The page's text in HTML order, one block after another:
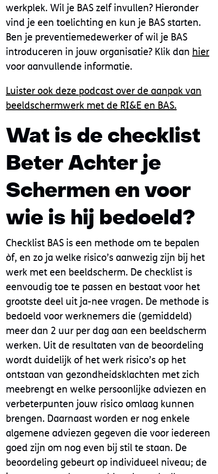
werkplek. Wil je BAS zelf invullen? Hieronder
vind je een toelichting en kun je BAS starten.
Ben je preventiemedewerker of wil je BAS
introduceren in jouw organisatie? Klik dan hier
voor aanvullende informatie.
Luister ook deze podcast over de aanpak van
beeldschermwerk met de RI&E en BAS.
Wat is de checklist
Beter Achter je
Schermen en voor
wie is hij bedoeld?
Checklist BAS is een methode om te bepalen
òf, en zo ja welke risico’s aanwezig zijn bij het
werk met een beeldscherm. De checklist is
eenvoudig toe te passen en bestaat voor het
grootste deel uit ja-nee vragen. De methode is
bedoeld voor werknemers die (gemiddeld)
meer dan 2 uur per dag aan een beeldscherm
werken. Uit de resultaten van de beoordeling
wordt duidelijk of het werk risico’s op het
ontstaan van gezondheidsklachten met zich
meebrengt en welke persoonlijke adviezen en
verbeterpunten jouw risico omlaag kunnen
brengen. Daarnaast worden er nog enkele
algemene adviezen gegeven die voor iedereen
goed zijn om nog even bij stil te staan. De
beoordeling gebeurt op individueel niveau; de